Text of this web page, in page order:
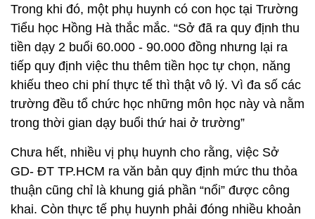
Trong khi đó, một phụ huynh có con học tại Trường
Tiểu học Hồng Hà thắc mắc. “Sở đã ra quy định thu
tiền dạy 2 buổi 60.000 - 90.000 đồng nhưng lại ra
tiếp quy định việc thu thêm tiền học tự chọn, năng
khiếu theo chi phí thực tế thì thật vô lý. Vì đa số các
trường đều tổ chức học những môn học này và nằm
trong thời gian dạy buổi thứ hai ở trường”
Chưa hết, nhiều vị phụ huynh cho rằng, việc Sở
GD- ĐT TP.HCM ra văn bản quy định mức thu thỏa
thuận cũng chỉ là khung giá phần “nổi” được công
khai. Còn thực tế phụ huynh phải đóng nhiều khoản